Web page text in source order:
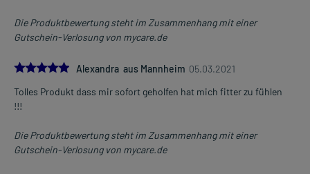
Die Produktbewertung steht im Zusammenhang mit einer
Gutschein-Verlosung von mycare.de
5.0Alexandra aus Mannheim 05.03.2021
Tolles Produkt dass mir sofort geholfen hat mich fitter zu fühlen
!!!
Die Produktbewertung steht im Zusammenhang mit einer
Gutschein-Verlosung von mycare.de